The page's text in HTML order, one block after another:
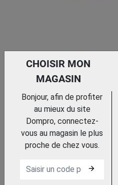
CHOISIR MON
MAGASIN
Bonjour, afin de profiter
au mieux du site
Dompro, connectez-
vous au magasin le plus
proche de chez vous.
arrow_forward